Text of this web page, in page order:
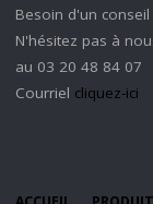
Besoin d'un
N'hésitez pas à
au 03 20 48 84 07
Courriel cliquez-ici